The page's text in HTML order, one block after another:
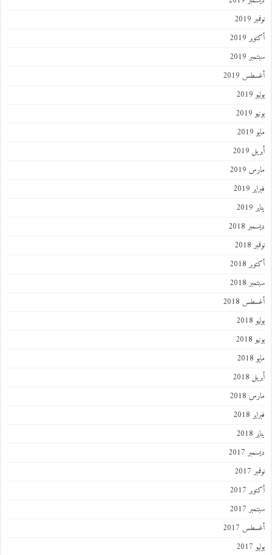
نوفمبر 2019
أكتوبر 2019
سبتمبر 2019
أغسطس 2019
يوليو 2019
يونيو 2019
مايو 2019
أبريل 2019
مارس 2019
فبراير 2019
يناير 2019
ديسمبر 2018
نوفمبر 2018
أكتوبر 2018
سبتمبر 2018
أغسطس 2018
يوليو 2018
يونيو 2018
مايو 2018
أبريل 2018
مارس 2018
فبراير 2018
يناير 2018
ديسمبر 2017
نوفمبر 2017
أكتوبر 2017
سبتمبر 2017
أغسطس 2017
يوليو 2017